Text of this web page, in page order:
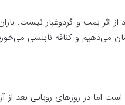
از اثر بمب و گردوغبار نیست.
می‌دهیم و کنافه نابلسی
اما در روزهای رویایی بعد از